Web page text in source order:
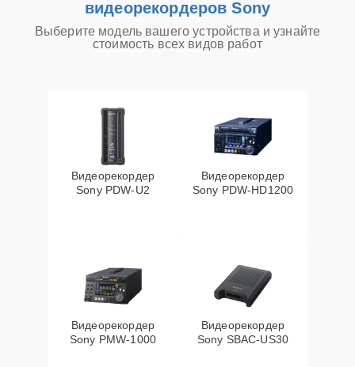
видеорекордеров Sony
Выберите модель вашего устройства и узнайте
стоимость всех видов работ
Видеорекордер
Sony PDW-U2
Видеорекордер
Sony PDW-HD1200
Видеорекордер
Sony PMW-1000
Видеорекордер
Sony SBAC-US30